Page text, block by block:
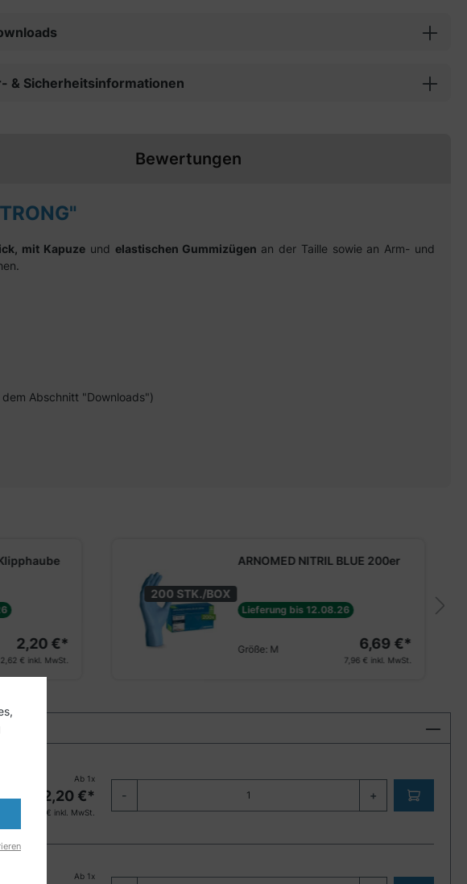
& Sicherheitsinformationen
Bewertungen
mit Kapuzeund elastischen Gummizügen an der Taille sowie an Arm- und
Abschnitt "Downloads")
2,20 €*
2,62 € inkl. MwSt.
200 STK./BOX
ARNOMED NITRIL BLUE 200er
Lieferung bis 12.08.26
Größe: M 6,69 €*
7,96 € inkl. MwSt.
Ab 1 x
2,20 €*
€ inkl. MwSt.
- +
Ab 1 x